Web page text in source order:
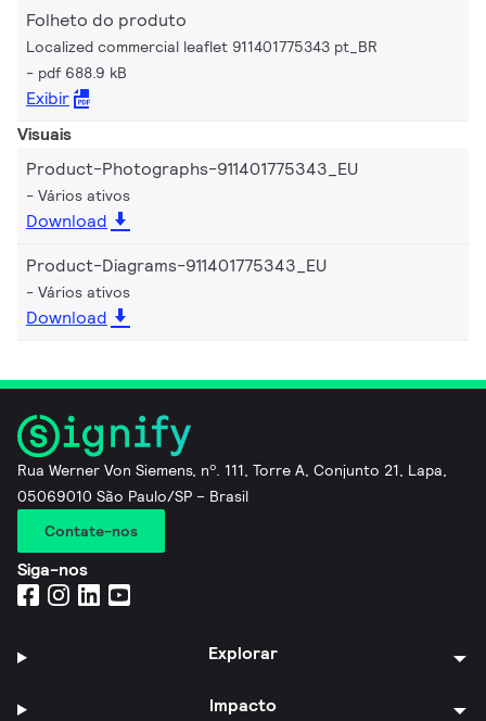
Folheto do produto
Localized commercial leaflet 911401775343 pt_BR
pdf 688.9 kB
Exibir
Visuais
Product-Photographs-911401775343_EU
Vários ativos
Download
Product-Diagrams-911401775343_EU
Vários ativos
Download
Rua Werner Von Siemens, nº. 111, Torre A, Conjunto 21, Lapa,
05069010 São Paulo/SP – Brasil
Contate-nos
Siga-nos
Explorar
Impacto